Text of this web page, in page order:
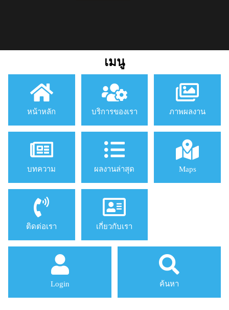
เมนู
หน้าหลัก บริการของเรา ภาพผลงาน
บทความ ผลงานล่าสุด Maps
ติดต่อเรา เกี่ยวกับเรา
Login ค้นหา